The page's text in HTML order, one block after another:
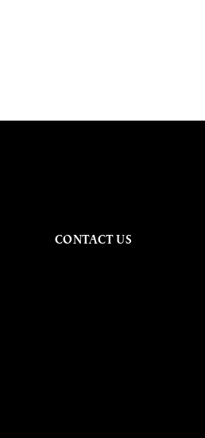
CONTACT US